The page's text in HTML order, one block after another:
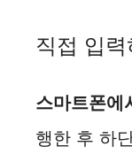
직접 입
스마트폰에
행한 후 하